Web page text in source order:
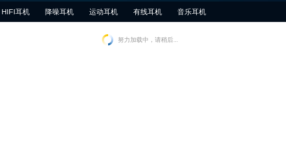
HIFI耳机 降噪耳机 运动耳机 有线耳机 音乐耳机
努力加载中，请稍后...